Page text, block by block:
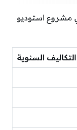
مشروع استوديو
التكاليف السنوية